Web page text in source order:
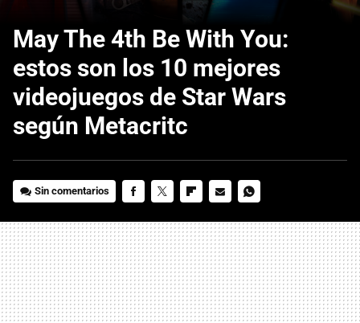
May The 4th Be With You:
estos son los 10 mejores
videojuegos de Star Wars
según Metacritc
Sin comentarios
MAIL